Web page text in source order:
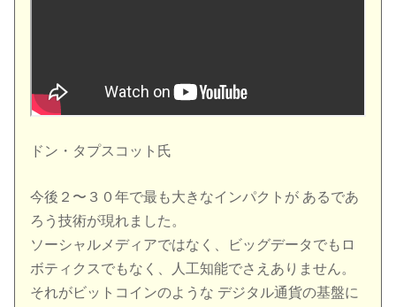
ドン・タプスコット氏
今後２〜３０年で最も大きなインパクトが あるであ
ろう技術が現れました。
ソーシャルメディアではなく、ビッグデータでもロ
ボティクスでもなく、人工知能でさえありません。
それがビットコインのような デジタル通貨の基盤に